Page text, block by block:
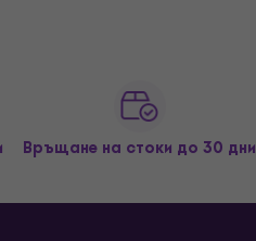
Връщане на стоки до 30 дни